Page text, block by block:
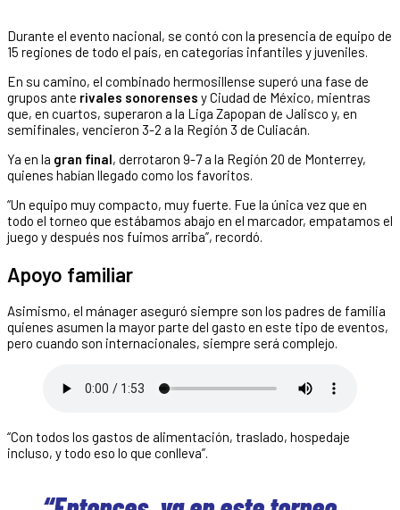
Durante el evento nacional, se contó con la presencia de equipo de
15 regiones de todo el país, en categorías infantiles y juveniles.
En su camino, el combinado hermosillense superó una fase de
grupos ante rivales sonorenses y Ciudad de México, mientras
que, en cuartos, superaron a la Liga Zapopan de Jalisco y, en
semifinales, vencieron 3-2 a la Región 3 de Culiacán.
Ya en la gran final, derrotaron 9-7 a la Región 20 de Monterrey,
quienes habían llegado como los favoritos.
“Un equipo muy compacto, muy fuerte. Fue la única vez que en
todo el torneo que estábamos abajo en el marcador, empatamos el
juego y después nos fuimos arriba”, recordó.
Apoyo familiar
Asimismo, el mánager aseguró siempre son los padres de familia
quienes asumen la mayor parte del gasto en este tipo de eventos,
pero cuando son internacionales, siempre será complejo.
“Con todos los gastos de alimentación, traslado, hospedaje
incluso, y todo eso lo que conlleva”.